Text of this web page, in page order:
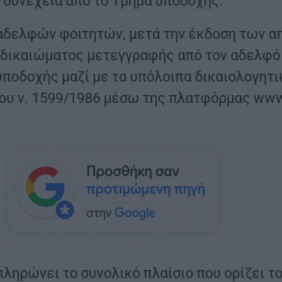
φοιτητών, μετά την έκδοση των
μετεγγραφής από τον αδελφό
μαζί με τα υπόλοιπα
ν. 1599/1986 μέσω της πλατφόρμας
το συνολικό πλαίσιο που ορίζει